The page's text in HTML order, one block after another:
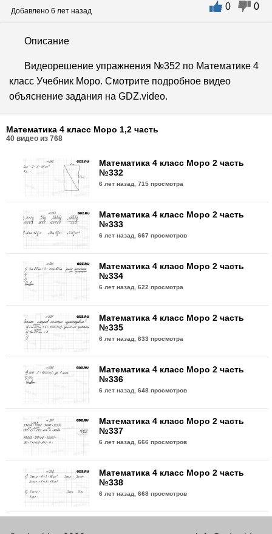
Добавлено 6 лет назад
0 0
Описание
Видеорешение упражнения №352 по Математике 4
класс Учебник Моро. Смотрите подробное видео
объяснение задания на GDZ.video.
Математика 4 класс Моро 1,2 часть
40 видео из 768
Математика 4 класс Моро 2 часть
№332
6 лет назад,715 просмотра
Математика 4 класс Моро 2 часть
№333
6 лет назад,667 просмотров
Математика 4 класс Моро 2 часть
№334
6 лет назад,622 просмотра
Математика 4 класс Моро 2 часть
№335
6 лет назад,633 просмотра
Математика 4 класс Моро 2 часть
№336
6 лет назад,648 просмотров
Математика 4 класс Моро 2 часть
№337
6 лет назад,666 просмотров
Математика 4 класс Моро 2 часть
№338
6 лет назад,668 просмотров